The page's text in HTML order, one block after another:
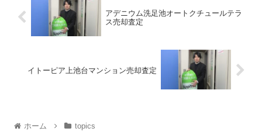
アデニウム洗足池オートクチュールテラ
ス売却査定
イトーピア上池台マンション売却査定
ホーム topics